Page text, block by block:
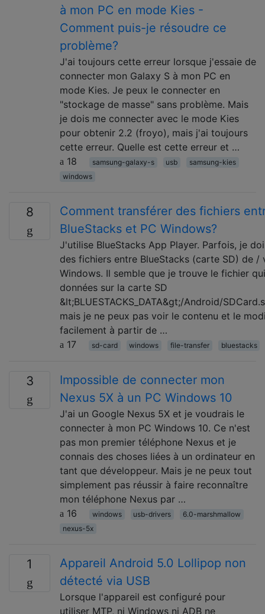
à mon PC en mode Kies -
Comment puis-je résoudre ce
problème?
J'ai toujours cette erreur lorsque j'essaie de
connecter mon Galaxy S à mon PC en
mode Kies. Je peux le connecter en
"stockage de masse" sans problème. Mais
je dois me connecter avec le mode Kies
pour obtenir 2.2 (froyo), mais j'ai toujours
cette erreur. Quelle est cette erreur et …
18
samsung-galaxy-s usb
samsung-kies
windows
8
Comment transférer des fichiers
BlueStacks et PC Windows?
J'utilise BlueStacks App Player. Parfois, je
des fichiers entre BlueStacks (carte SD) de /
Windows. Il semble que je trouve le fichier
données sur la carte SD
&lt;BLUESTACKS_DATA&gt;/Android/
mais je ne peux pas voir le contenu et le
facilement à partir de …
17
sd-card windows file-transfer bluestacks
3
Impossible de connecter mon
Nexus 5X à un PC Windows 10
J'ai un Google Nexus 5X et je voudrais le
connecter à mon PC Windows 10. Ce n'est
pas mon premier téléphone Nexus et je
connais des choses liées à un ordinateur en
tant que développeur. Mais je ne peux tout
simplement pas réussir à faire reconnaître
mon téléphone Nexus par …
16
windows usb-drivers
6.0-marshmallow
nexus-5x
1
Appareil Android 5.0 Lollipop non
détecté via USB
Lorsque l'appareil est configuré pour
utiliser MTP, ni Windows ni ADB ne